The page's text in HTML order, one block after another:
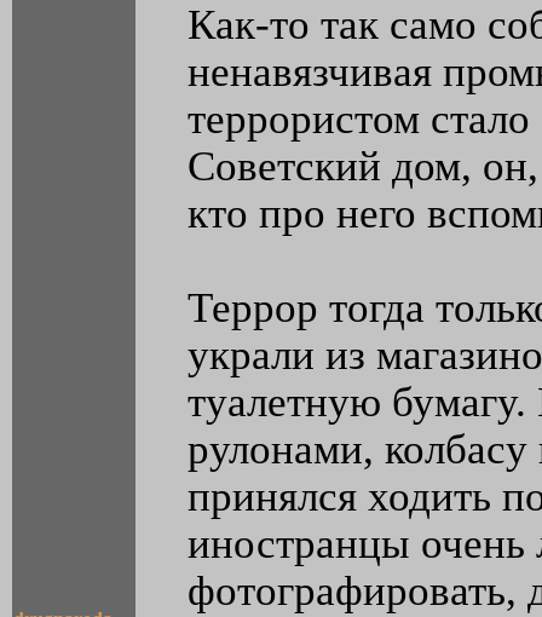
Как-то так само
ненавязчивая
террористом
Советский дом,
кто про него
Террор тогда
украли из
туалетную бумагу.
рулонами, колбасу
принялся ходить
иностранцы
фотографировать,